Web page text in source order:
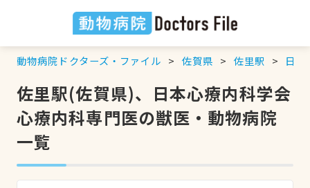
動物病院ドクターズ・ファイル 佐賀県 佐里駅 日本
佐里駅(佐賀県)、日本心療内科学会
心療内科専門医の獣医・動物病院
一覧